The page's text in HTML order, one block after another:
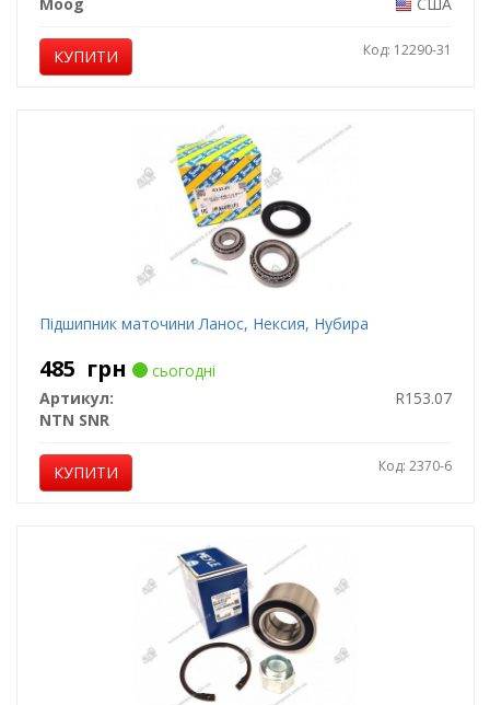
КУПИТИ Код: 12290-31
Підшипник маточини Ланос, Нексия, Нубира
485 грн
сьогодні
Артикул:
R153.07
NTN SNR
КУПИТИ Код: 2370-6